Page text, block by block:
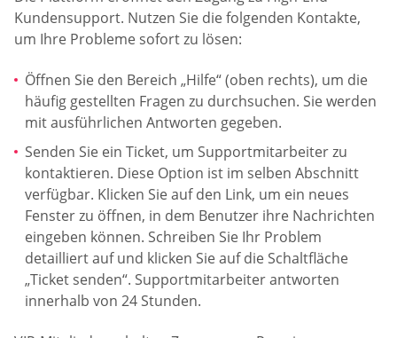
Kundensupport. Nutzen Sie die folgenden Kontakte,
um Ihre Probleme sofort zu lösen:
Öffnen Sie den Bereich „Hilfe“ (oben rechts), um die
häufig gestellten Fragen zu durchsuchen. Sie werden
mit ausführlichen Antworten gegeben.
Senden Sie ein Ticket, um Supportmitarbeiter zu
kontaktieren. Diese Option ist im selben Abschnitt
verfügbar. Klicken Sie auf den Link, um ein neues
Fenster zu öffnen, in dem Benutzer ihre Nachrichten
eingeben können. Schreiben Sie Ihr Problem
detailliert auf und klicken Sie auf die Schaltfläche
„Ticket senden“. Supportmitarbeiter antworten
innerhalb von 24 Stunden.